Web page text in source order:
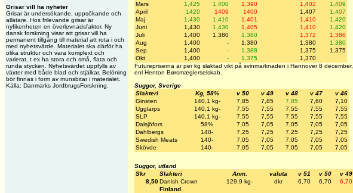
Grisar vill ha nyheter
Grisar är undersökande, uppsökande och
allätare. Hos frilevande grisar är
nyfikenheten en överlevnadsfaktor. Ny
dansk forskning visar att grisar vill ha
permanent tillgång till material att rota i och
med nyhetsvärde. Materialet ska därför ha
olika struktur och vara komplext och
varierat, t ex ha stora och små, flata och
runda stycken. Nyhetsvärdet uppfylls av
växter med både blad och stjälkar. Belöning
bör finnas i form av munsbitar i materialet.
Källa: Danmarks JordbrugsForskning.
Mars
1,425 1,400 1,390 1,402
1,409
April
1420 1409 1400 1,407
1,407
Maj
1,430 1,410 1,401 1,410
1,420
Juni
1,430 1,430 1,405 1,410
1,420
Juli
1,400 1,380 1,380 1,372
1,386
Aug
1,400 - 1,380 1,380
1,380
Sep
1,400 - 1,388 1,375
1,375
Okt
1,400 - 1,375
1,370
Futurepriserna är per kg slaktad vikt på svinmarknaden i Hannover 8 december,
enl Henton Børsmæglerselskab.
Suggor, Sverige
Slakteri
Kg, 58% v 50 v 49 v 48 v 47
v 46
Ginsten
140,1 kg- 7,85 7,85 7,85 7,60
7,10
Ugglarps
140,1 kg- 7,55 7,55 7,55 7,55
7,55
SLP
140,1 kg- 7,55 7,55 7,55 7,55
7,55
Dalsjöfors
58% 7,05 7,05 7,05 7,05
7,05
Dahlbergs
140- 7,25 7,25 7,25 7,25
7,25
Swedish Meats
140- 7,05 7,05 7,05 7,05
7,05
Skövde
140- 7,05 7,05 7,05 7,05 7,05
Suggor, utland
Skr
Slakteri Anm. valuta v 51 v 50
v 49
8,50Danish Crown 129,9 kg- dkr 6,70 6,70
6,70
Finland